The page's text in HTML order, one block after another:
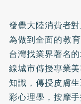
發覺大陸消費者
為做到全面的教
台灣找業界著名
線城市傳授專業
知識，傳授皮膚
彩心理學，按摩